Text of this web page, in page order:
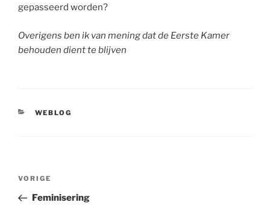
gepasseerd worden?
Overigens ben ik van mening dat de Eerste Kamer
behouden dient te blijven
CATEGORIEËN
WEBLOG
Bericht
Vorig
bericht
VORIGE
Feminisering